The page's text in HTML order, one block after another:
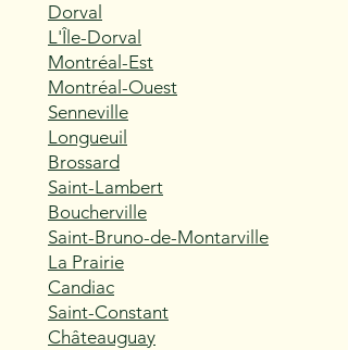
Dorval
L'Île-Dorval
Montréal-Est
Montréal-Ouest
Senneville
Longueuil
Brossard
Saint-Lambert
Boucherville
Saint-Bruno-de-Montarville
La Prairie
Candiac
Saint-Constant
Châteauguay